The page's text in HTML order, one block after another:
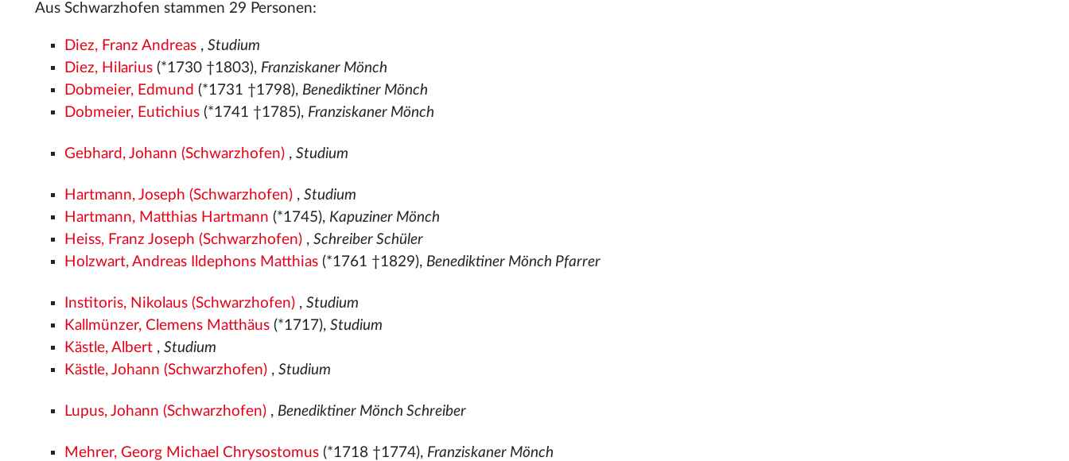
Aus Schwarzhofen stammen 29 Personen:
Diez, Franz Andreas ,Studium
Diez, Hilarius (*1730 †1803), Franziskaner Mönch
Dobmeier, Edmund (*1731 †1798), Benediktiner Mönch
Dobmeier, Eutichius (*1741 †1785), Franziskaner Mönch
Gebhard, Johann (Schwarzhofen) ,Studium
Hartmann, Joseph (Schwarzhofen) ,Studium
Hartmann, Matthias Hartmann (*1745), Kapuziner Mönch
Heiss, Franz Joseph (Schwarzhofen) ,Schreiber Schüler
Holzwart, Andreas Ildephons Matthias (*1761 †1829), Benediktiner Mönch Pfarrer
Institoris, Nikolaus (Schwarzhofen) ,Studium
Kallmünzer, Clemens Matthäus (*1717),Studium
Kästle, Albert ,Studium
Kästle, Johann (Schwarzhofen) ,Studium
Lupus, Johann (Schwarzhofen) , Benediktiner Mönch Schreiber
Mehrer, Georg Michael Chrysostomus (*1718 †1774), Franziskaner Mönch